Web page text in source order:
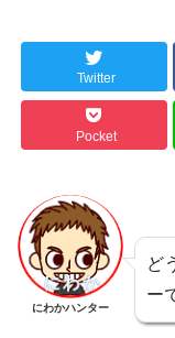
Twitter
Pocket
にわかハンター
ど
ー